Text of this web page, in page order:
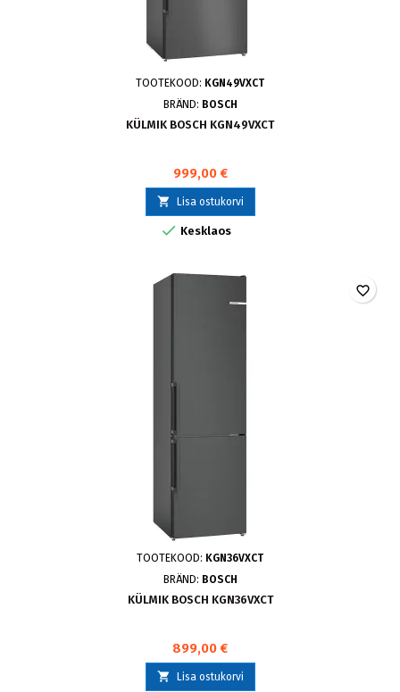
TOOTEKOOD: KGN49VXCT
BRÄND: BOSCH
KÜLMIK BOSCH KGN49VXCT
999,00 €
 Lisa ostukorvi
 Kesklaos
TOOTEKOOD: KGN36VXCT
BRÄND: BOSCH
KÜLMIK BOSCH KGN36VXCT
899,00 €
 Lisa ostukorvi
favorite_border